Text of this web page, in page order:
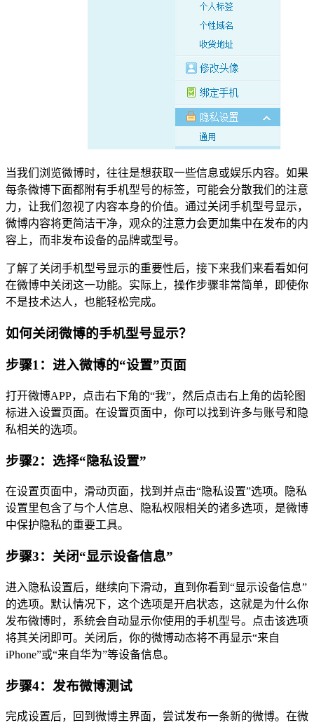
当我们浏览微博时，往往是想获取一些信息或娱乐内容。如果
每条微博下面都附有手机型号的标签，可能会分散我们的注意
力，让我们忽视了内容本身的价值。通过关闭手机型号显示，
微博内容将更简洁干净，观众的注意力会更加集中在发布的内
容上，而非发布设备的品牌或型号。
了解了关闭手机型号显示的重要性后，接下来我们来看看如何
在微博中关闭这一功能。实际上，操作步骤非常简单，即使你
不是技术达人，也能轻松完成。
如何关闭微博的手机型号显示？
步骤1：进入微博的“设置”页面
打开微博APP，点击右下角的“我”，然后点击右上角的齿轮图
标进入设置页面。在设置页面中，你可以找到许多与账号和隐
私相关的选项。
步骤2：选择“隐私设置”
在设置页面中，滑动页面，找到并点击“隐私设置”选项。隐私
设置里包含了与个人信息、隐私权限相关的诸多选项，是微博
中保护隐私的重要工具。
步骤3：关闭“显示设备信息”
进入隐私设置后，继续向下滑动，直到你看到“显示设备信息”
的选项。默认情况下，这个选项是开启状态，这就是为什么你
发布微博时，系统会自动显示你使用的手机型号。点击该选项
将其关闭即可。关闭后，你的微博动态将不再显示“来自
iPhone”或“来自华为”等设备信息。
步骤4：发布微博测试
完成设置后，回到微博主界面，尝试发布一条新的微博。在微